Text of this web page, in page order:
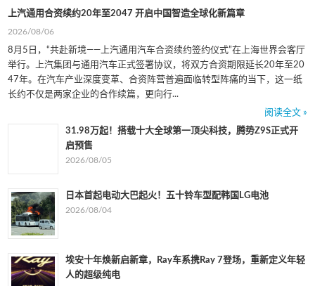
上汽通用合资续约20年至2047 开启中国智造全球化新篇章
2026/08/06
8月5日，“共赴新境——上汽通用汽车合资续约签约仪式”在上海世界会客厅
举行。上汽集团与通用汽车正式签署协议，将双方合资期限延长20年至20
47年。在汽车产业深度变革、合资阵营普遍面临转型阵痛的当下，这一纸
长约不仅是两家企业的合作续篇，更向行...
阅读全文 »
31.98万起！搭载十大全球第一顶尖科技，腾势Z9S正式开
启预售
2026/08/05
日本首起电动大巴起火！五十铃车型配韩国LG电池
2026/08/04
埃安十年焕新启新章，Ray车系携Ray 7登场，重新定义年轻
人的超级纯电